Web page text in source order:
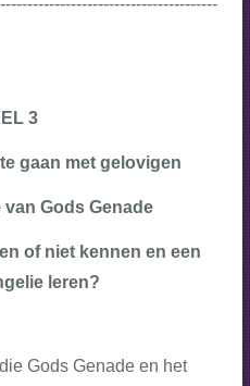
3
gaan met gelovigen
Gods Genade
of niet kennen en een
leren?
Gods Genade en het